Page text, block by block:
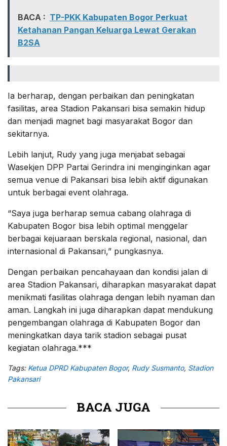
BACA : TP-PKK Kabupaten Bogor Perkuat
Ketahanan Pangan Keluarga Lewat Gerakan
B2SA
Ia berharap, dengan perbaikan dan peningkatan
fasilitas, area Stadion Pakansari bisa semakin hidup
dan menjadi magnet bagi masyarakat Bogor dan
sekitarnya.
Lebih lanjut, Rudy yang juga menjabat sebagai
Wasekjen DPP Partai Gerindra ini menginginkan agar
semua venue di Pakansari bisa lebih aktif digunakan
untuk berbagai event olahraga.
“Saya juga berharap semua cabang olahraga di
Kabupaten Bogor bisa lebih optimal menggelar
berbagai kejuaraan berskala regional, nasional, dan
internasional di Pakansari,” pungkasnya.
Dengan perbaikan pencahayaan dan kondisi jalan di
area Stadion Pakansari, diharapkan masyarakat dapat
menikmati fasilitas olahraga dengan lebih nyaman dan
aman. Langkah ini juga diharapkan dapat mendukung
pengembangan olahraga di Kabupaten Bogor dan
meningkatkan daya tarik stadion sebagai pusat
kegiatan olahraga.***
Tags: Ketua DPRD Kabupaten Bogor, Rudy Susmanto, Stadion
Pakansari
BACA JUGA